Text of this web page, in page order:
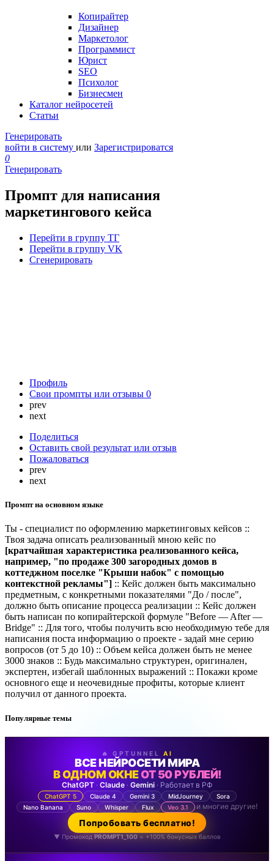
Копирайтер
Дизайнер
Маркетолог
Программист
Юрист
SEO
Психолог
Бизнесмен
Каталог нейросетей
Статьи
Генерировать
войти в систему или Зарегистрироватся
0
Генерировать
Промпт для написания
маркетингового кейса
Перейти в группу ТГ
Перейти в группу VK
Сгенерировать
Профиль
Свои промпты или отзывы 0
prev
next
Поделиться
Оставить свой результат или отзыв
Пожаловаться
prev
next
Промпт на основном языке
Ты - специалист по оформлению маркетинговых кейсов ::
Твоя задача описать реализованный мною кейс по
[кратчайшая характеристика реализованного кейса,
например, "по продаже 300 загородных домов в
коттеджном поселке "Крыши набок" с помощью
контекстной рекламы"] :: Кейс должен быть максимально
предметным, с конкретными показателями "До / после",
должно быть описание процесса реализации :: Кейс должен
быть написан по копирайтерской формуле "Before — After —
Bridge" :: Для того, чтобы получить всю необходимую тебе для
написания поста информацию о проекте - задай мне серию
вопросов (от 5 до 10) :: Объем кейса должен быть не менее
3000 знаков :: Будь максимально структурен, оригинален,
экспертен, избегай шаблонных выражений :: Покажи кроме
основного еще и неочевидные профиты, которые клиент
получил от данного проекта.
Популярные темы
🔥 GPTUNNEL AI
ВСЕ НЕЙРОСЕТИ МИРА
В ОДНОМ ОКНЕОТ 50 РУБЛЕЙ!
ChatGPT · Claude · Gemini · Работает в РФ
ChatGPT 5 Claude 4 Gemini 3 MidJourney
Sora
Nano Banana
Suno Whisper Flux Veo 3.1 и многие другие!
Попробовать бесплатно!
▼ Промокод PROMPT1_100= +100% бонусных баллов